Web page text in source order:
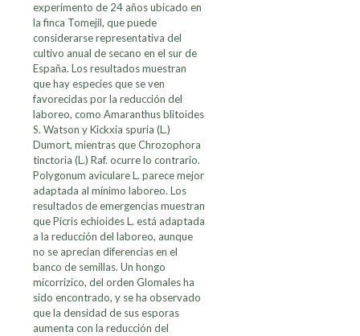
experimento de 24 años ubicado en
la finca Tomejil, que puede
considerarse representativa del
cultivo anual de secano en el sur de
España. Los resultados muestran
que hay especies que se ven
favorecidas por la reducción del
laboreo, como Amaranthus blitoides
S. Watson y Kickxia spuria (L.)
Dumort, mientras que Chrozophora
tinctoria (L.) Raf. ocurre lo contrario.
Polygonum aviculare L. parece mejor
adaptada al mínimo laboreo. Los
resultados de emergencias muestran
que Picris echioides L. está adaptada
a la reducción del laboreo, aunque
no se aprecian diferencias en el
banco de semillas. Un hongo
micorrizico, del orden Glomales ha
sido encontrado, y se ha observado
que la densidad de sus esporas
aumenta con la reducción del